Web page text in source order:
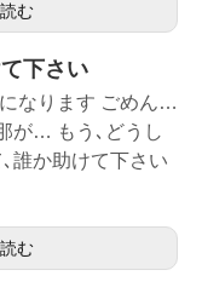
む
下さい
なります ごめん…
が… もう､どうし
誰か助けて下さい
む